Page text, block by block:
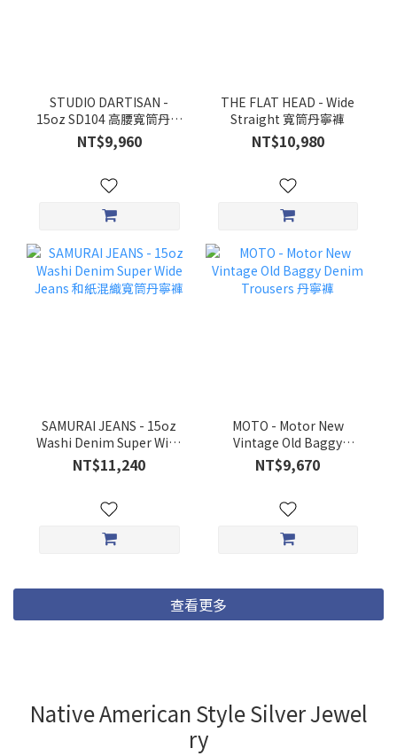
STUDIO DARTISAN -
15oz SD104 高腰寬筒丹寧
褲
NT$9,960
THE FLAT HEAD - Wide
Straight 寬筒丹寧褲
NT$10,980
SAMURAI JEANS - 15oz
Washi Denim Super Wide
Jeans 和紙混織寬筒丹寧
褲
NT$11,240
MOTO - Motor New
Vintage Old Baggy
Denim Trousers 丹寧褲
NT$9,670
查看更多
Native American Style Silver Jewel
ry